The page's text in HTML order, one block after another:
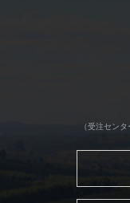
（受注セン